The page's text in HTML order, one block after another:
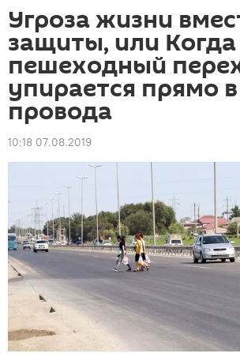
Угроза жизни
защиты, или Когда
пешеходный
упирается прямо в
провода
10:18 07.08.2019